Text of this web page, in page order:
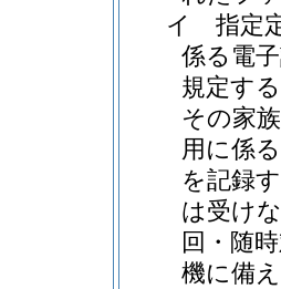
イ
指定
係る電
規定す
その家
用に係
を記録
は受け
回・随
機に備